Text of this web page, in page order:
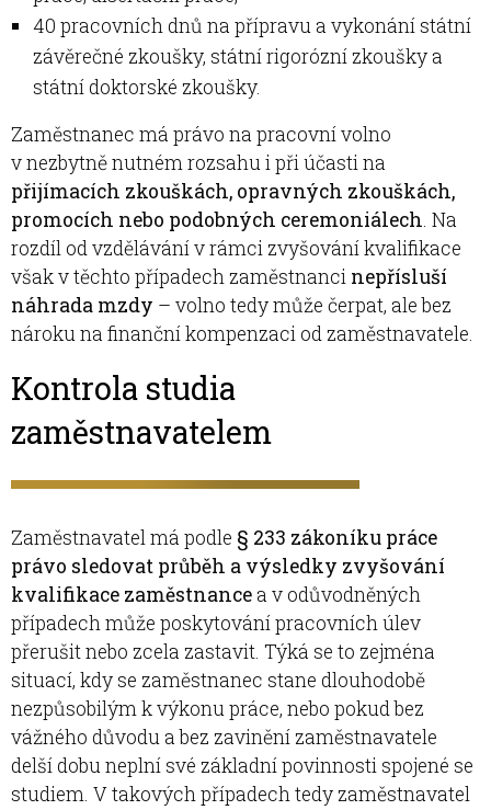
40 pracovních dnů na přípravu a vykonání státní
závěrečné zkoušky, státní rigorózní zkoušky a
státní doktorské zkoušky.
Zaměstnanec má právo na pracovní volno
v nezbytně nutném rozsahu i při účasti na
přijímacích zkouškách, opravných zkouškách,
promocích nebo podobných ceremoniálech. Na
rozdíl od vzdělávání v rámci zvyšování kvalifikace
však v těchto případech zaměstnanci nepřísluší
náhrada mzdy – volno tedy může čerpat, ale bez
nároku na finanční kompenzaci od zaměstnavatele.
Kontrola studia
zaměstnavatelem
Zaměstnavatel má podle § 233 zákoníku práce
právo sledovat průběh a výsledky zvyšování
kvalifikace zaměstnancea v odůvodněných
případech může poskytování pracovních úlev
přerušit nebo zcela zastavit. Týká se to zejména
situací, kdy se zaměstnanec stane dlouhodobě
nezpůsobilým k výkonu práce, nebo pokud bez
vážného důvodu a bez zavinění zaměstnavatele
delší dobu neplní své základní povinnosti spojené se
studiem. V takových případech tedy zaměstnavatel